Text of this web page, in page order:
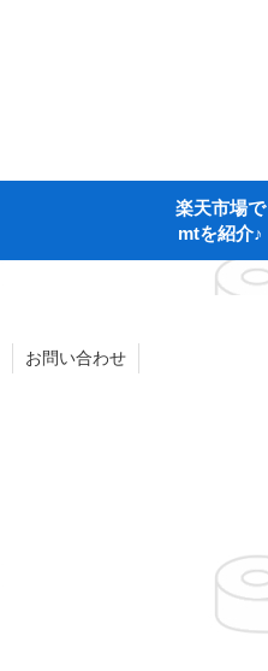
楽天市場で
mtを紹介♪
お問い合わせ